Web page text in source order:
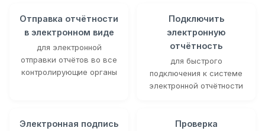
Отправка отчётности
в электронном виде
для электронной
отправки отчётов во все
контролирующие органы
Подключить
электронную
отчётность
для быстрого
подключения к системе
электронной отчётности
Электронная подпись
Проверка